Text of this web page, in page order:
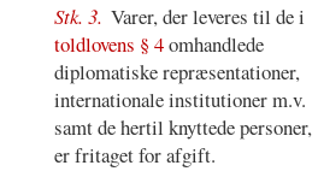
Stk. 3. Varer, der leveres til de i
toldlovens § 4omhandlede
diplomatiske repræsentationer,
internationale institutioner m.v.
samt de hertil knyttede personer,
er fritaget for afgift.